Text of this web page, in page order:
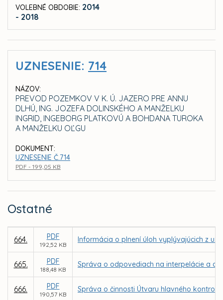
VOLEBNÉ OBDOBIE: 2014
- 2018
UZNESENIE: 714
NÁZOV:
PREVOD POZEMKOV V K. Ú. JAZERO PRE ANNU
DLHÚ, ING. JOZEFA DOLINSKÉHO A MANŽELKU
INGRID, INGEBORG PLATKOVÚ A BOHDANA TUROKA
A MANŽELKU OĽGU
DOKUMENT:
UZNESENIE Č.714
PDF - 199,05 KB
Ostatné
664. PDF
192,52 KB
Informácia o plnení úloh vyplývajúcich z
665. PDF
188,48 KB
Správa o odpovediach na interpelácie a
666. PDF
190,57 KB
Správa o činnosti Útvaru hlavného